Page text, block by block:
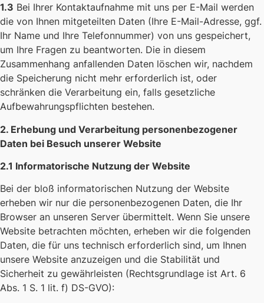
1.3 Bei Ihrer Kontaktaufnahme mit uns per E-Mail werden
die von Ihnen mitgeteilten Daten (Ihre E-Mail-Adresse, ggf.
Ihr Name und Ihre Telefonnummer) von uns gespeichert,
um Ihre Fragen zu beantworten. Die in diesem
Zusammenhang anfallenden Daten löschen wir, nachdem
die Speicherung nicht mehr erforderlich ist, oder
schränken die Verarbeitung ein, falls gesetzliche
Aufbewahrungspflichten bestehen.
2. Erhebung und Verarbeitung personenbezogener
Daten bei Besuch unserer Website
2.1 Informatorische Nutzung der Website
Bei der bloß informatorischen Nutzung der Website
erheben wir nur die personenbezogenen Daten, die Ihr
Browser an unseren Server übermittelt. Wenn Sie unsere
Website betrachten möchten, erheben wir die folgenden
Daten, die für uns technisch erforderlich sind, um Ihnen
unsere Website anzuzeigen und die Stabilität und
Sicherheit zu gewährleisten (Rechtsgrundlage ist Art. 6
Abs. 1 S. 1 lit. f) DS-GVO):